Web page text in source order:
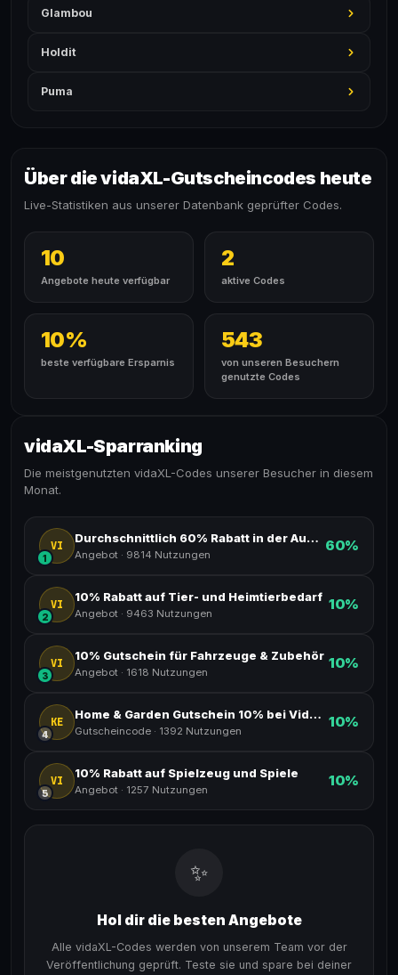
Glambou
Holdit
Puma
Über die vidaXL-Gutscheincodes heute
Live-Statistiken aus unserer Datenbank geprüfter Codes.
10
Angebote heute verfügbar
2
aktive Codes
10%
beste verfügbare Ersparnis
543
von unseren Besuchern
genutzte Codes
vidaXL-Sparranking
Die meistgenutzten vidaXL-Codes unserer Besucher in diesem
Monat.
VI
1
Durchschnittlich 60% Rabatt in der Auktion
Angebot · 9814 Nutzungen
60%
VI
2
10% Rabatt auf Tier- und Heimtierbedarf
Angebot · 9463 Nutzungen
10%
VI
3
10% Gutschein für Fahrzeuge & Zubehör
Angebot · 1618 Nutzungen
10%
KE
4
Home & Garden Gutschein 10% bei VidaXL
Gutscheincode · 1392 Nutzungen
10%
VI
5
10% Rabatt auf Spielzeug und Spiele
Angebot · 1257 Nutzungen
10%
✨
Hol dir die besten Angebote
Alle vidaXL-Codes werden von unserem Team vor der
Veröffentlichung geprüft. Teste sie und spare bei deiner